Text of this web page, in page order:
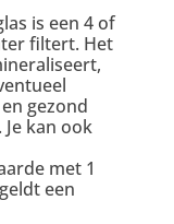
is een 4 of
filtert. Het
gezond
kan ook
met 1
een